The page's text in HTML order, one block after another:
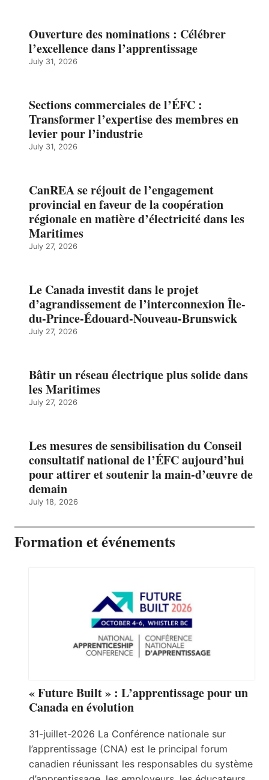
Ouverture des nominations : Célébrer
l’excellence dans l’apprentissage
July 31, 2026
Sections commerciales de l’ÉFC :
Transformer l’expertise des membres en
levier pour l’industrie
July 31, 2026
CanREA se réjouit de l’engagement
provincial en faveur de la coopération
régionale en matière d’électricité dans les
Maritimes
July 27, 2026
Le Canada investit dans le projet
d’agrandissement de l’interconnexion Île-
du-Prince-Édouard-Nouveau-Brunswick
July 27, 2026
Bâtir un réseau électrique plus solide dans
les Maritimes
July 27, 2026
Les mesures de sensibilisation du Conseil
consultatif national de l’ÉFC aujourd’hui
pour attirer et soutenir la main-d’œuvre de
demain
July 18, 2026
Formation et événements
« Future Built » : L’apprentissage pour un
Canada en évolution
31-juillet-2026 La Conférence nationale sur
l’apprentissage (CNA) est le principal forum
canadien réunissant les responsables du système